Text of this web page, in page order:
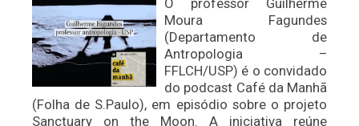
Moura Fagundes
(Departamento de
Antropologia –
FFLCH/USP) é o convidado
do podcast Café da Manhã
(Folha de S.Paulo), em episódio sobre o projeto
Sanctuary on the Moon. A iniciativa reúne